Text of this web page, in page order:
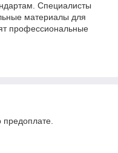
Специалисты
материалы для
профессиональные
предоплате.